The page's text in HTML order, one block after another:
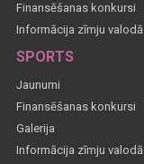
Finansēšanas konkursi
Informācija zīmju valodā
SPORTS
Jaunumi
Finansēšanas konkursi
Galerija
Informācija zīmju valodā